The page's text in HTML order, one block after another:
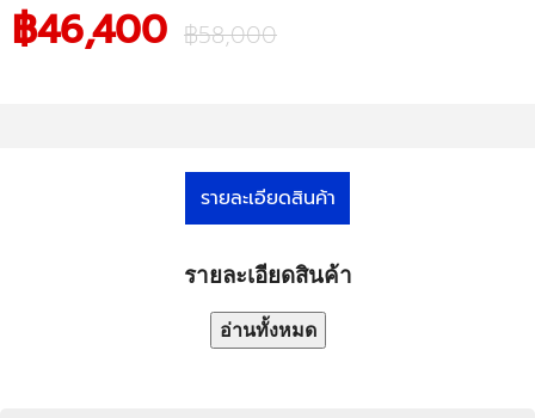
฿46,400 ฿58,000
รายละเอียดสินค้า
รายละเอียดสินค้า
อ่านทั้งหมด